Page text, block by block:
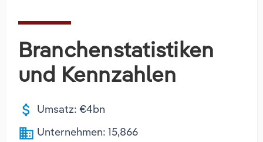
Branchenstatistiken
und Kennzahlen
attach_money Umsatz: €4bn
business Unternehmen: 15,866